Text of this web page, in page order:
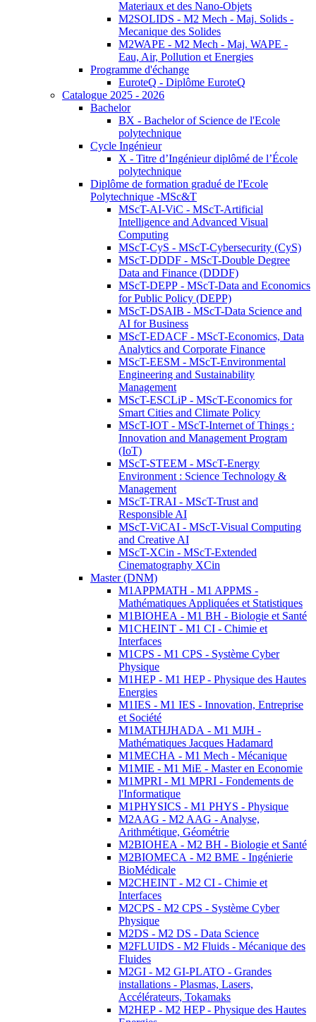
Materiaux et des Nano-Objets
M2SOLIDS - M2 Mech - Maj. Solids -
Mecanique des Solides
M2WAPE - M2 Mech - Maj. WAPE -
Eau, Air, Pollution et Energies
Programme d'échange
EuroteQ - Diplôme EuroteQ
Catalogue 2025 - 2026
Bachelor
BX - Bachelor of Science de l'Ecole
polytechnique
Cycle Ingénieur
X - Titre d’Ingénieur diplômé de l’École
polytechnique
Diplôme de formation gradué de l'Ecole
Polytechnique -MSc&T
MScT-AI-ViC - MScT-Artificial
Intelligence and Advanced Visual
Computing
MScT-CyS - MScT-Cybersecurity (CyS)
MScT-DDDF - MScT-Double Degree
Data and Finance (DDDF)
MScT-DEPP - MScT-Data and Economics
for Public Policy (DEPP)
MScT-DSAIB - MScT-Data Science and
AI for Business
MScT-EDACF - MScT-Economics, Data
Analytics and Corporate Finance
MScT-EESM - MScT-Environmental
Engineering and Sustainability
Management
MScT-ESCLiP - MScT-Economics for
Smart Cities and Climate Policy
MScT-IOT - MScT-Internet of Things :
Innovation and Management Program
(IoT)
MScT-STEEM - MScT-Energy
Environment : Science Technology &
Management
MScT-TRAI - MScT-Trust and
Responsible AI
MScT-ViCAI - MScT-Visual Computing
and Creative AI
MScT-XCin - MScT-Extended
Cinematography XCin
Master (DNM)
M1APPMATH - M1 APPMS -
Mathématiques Appliquées et Statistiques
M1BIOHEA - M1 BH - Biologie et Santé
M1CHEINT - M1 CI - Chimie et
Interfaces
M1CPS - M1 CPS - Système Cyber
Physique
M1HEP - M1 HEP - Physique des Hautes
Energies
M1IES - M1 IES - Innovation, Entreprise
et Société
M1MATHJHADA - M1 MJH -
Mathématiques Jacques Hadamard
M1MECHA - M1 Mech - Mécanique
M1MIE - M1 MiE - Master en Economie
M1MPRI - M1 MPRI - Fondements de
l'Informatique
M1PHYSICS - M1 PHYS - Physique
M2AAG - M2 AAG - Analyse,
Arithmétique, Géométrie
M2BIOHEA - M2 BH - Biologie et Santé
M2BIOMECA - M2 BME - Ingénierie
BioMédicale
M2CHEINT - M2 CI - Chimie et
Interfaces
M2CPS - M2 CPS - Système Cyber
Physique
M2DS - M2 DS - Data Science
M2FLUIDS - M2 Fluids - Mécanique des
Fluides
M2GI - M2 GI-PLATO - Grandes
installations - Plasmas, Lasers,
Accélérateurs, Tokamaks
M2HEP - M2 HEP - Physique des Hautes